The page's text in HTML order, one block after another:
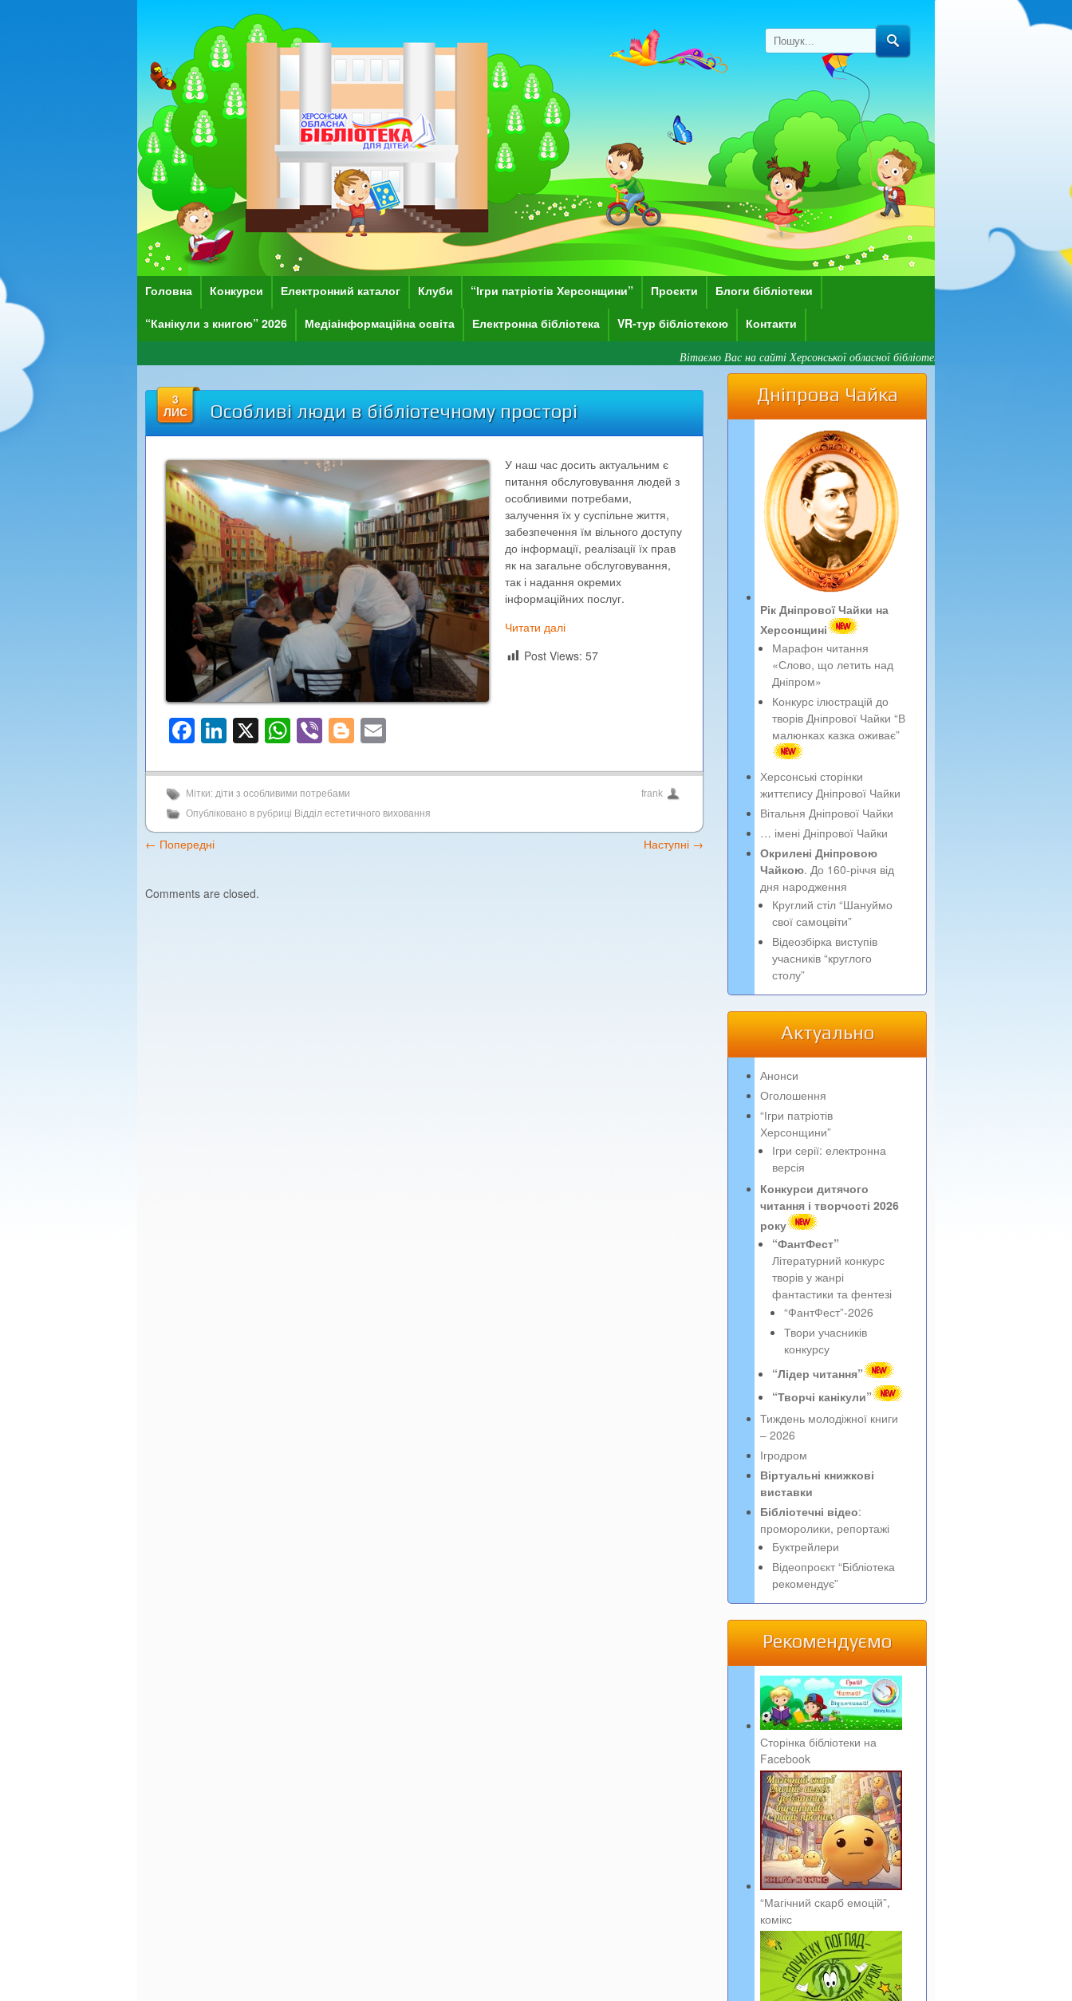
Головна Конкурси Електронний каталог Клуби “Ігри патріотів Херсонщини” Проєкти Блоги бібліотеки
“Канікули з книгою” 2026 Медіаінформаційна освіта Електронна бібліотека VR-тур бібліотекою Контакти
Вітаємо Вас на сайті Херсонської обласної бібліотеки для дітей імені Дніпрової Чайки!
3
ЛИС
Особливі люди в бібліотечному просторі
У наш час досить актуальним є
питання обслуговування людей з
особливими потребами,
залучення їх у суспільне життя,
забезпечення їм вільного доступу
до інформації, реалізації їх прав
як на загальне обслуговування,
так і надання окремих
інформаційних послуг.
Читати далі
Post Views: 57
Facebook
LinkedIn
X WhatsApp
ViberBlogger
Мітки: діти з особливими потребами
Опубліковано в рубриці Відділ естетичного виховання
frank
← Попередні Наступні →
Comments are closed.
Дніпрова Чайка
Рік Дніпрової Чайки на
Херсонщині
Марафон читання
«Слово, що летить над
Дніпром»
Конкурс ілюстрацій до
творів Дніпрової Чайки “В
малюнках казка оживає”
Херсонські сторінки
життєпису Дніпрової Чайки
Вітальня Дніпрової Чайки
… імені Дніпрової Чайки
Окрилені Дніпровою
Чайкою. До 160-річчя від
дня народження
Круглий стіл “Шануймо
свої самоцвіти”
Відеозбірка виступів
учасників “круглого
столу”
Актуально
Анонси
Оголошення
“Ігри патріотів
Херсонщини”
Ігри серії: електронна
версія
Конкурси дитячого
читання і творчості 2026
року
“ФантФест”
Літературний конкурс
творів у жанрі
фантастики та фентезі
“ФантФест”-2026
Твори учасників
конкурсу
“Лідер читання”
“Творчі канікули”
Тиждень молодіжної книги
– 2026
Ігродром
Віртуальні книжкові
виставки
Бібліотечні відео:
проморолики, репортажі
Буктрейлери
Відеопроєкт “Бібліотека
рекомендує”
Рекомендуємо
Сторінка бібліотеки на
Facebook
“Магічний скарб емоцій”,
комікс